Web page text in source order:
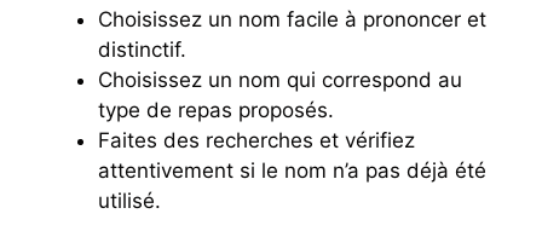
Choisissez un nom facile à prononcer et
distinctif.
Choisissez un nom qui correspond au
type de repas proposés.
Faites des recherches et vérifiez
attentivement si le nom n’a pas déjà été
utilisé.